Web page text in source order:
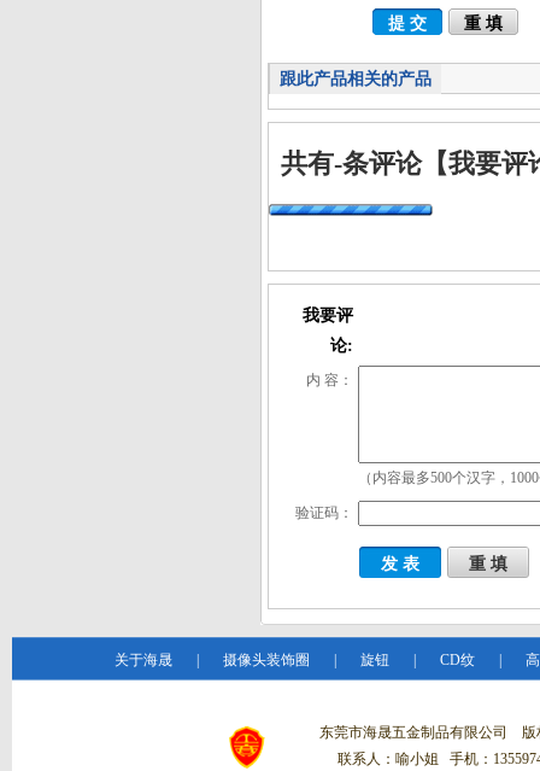
跟此产品相关的产品
共有-条评论【我要评
我要评
论:
内 容：
（内容最多500个汉字，
验证码：
关于海晟 摄像头装饰圈 旋钮 CD纹
东莞市海晟五金制品有限公司
联系人：喻小姐 手机：